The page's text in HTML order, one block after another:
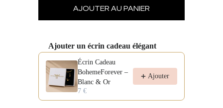
Ajouter un écrin cadeau élégant
Use the Previous and Next buttons to navigate through
Écrin Cadeau
BohemeForever –
Blanc & Or
7 €
Ajouter